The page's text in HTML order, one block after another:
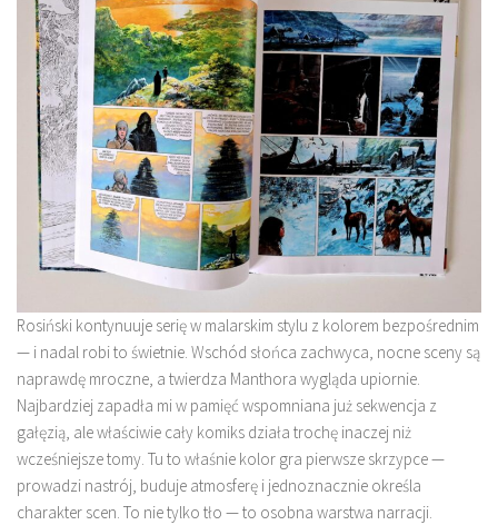
Rosiński kontynuuje serię w malarskim stylu z kolorem bezpośrednim
— i nadal robi to świetnie. Wschód słońca zachwyca, nocne sceny są
naprawdę mroczne, a twierdza Manthora wygląda upiornie.
Najbardziej zapadła mi w pamięć wspomniana już sekwencja z
gałęzią, ale właściwie cały komiks działa trochę inaczej niż
wcześniejsze tomy. Tu to właśnie kolor gra pierwsze skrzypce —
prowadzi nastrój, buduje atmosferę i jednoznacznie określa
charakter scen. To nie tylko tło — to osobna warstwa narracji.